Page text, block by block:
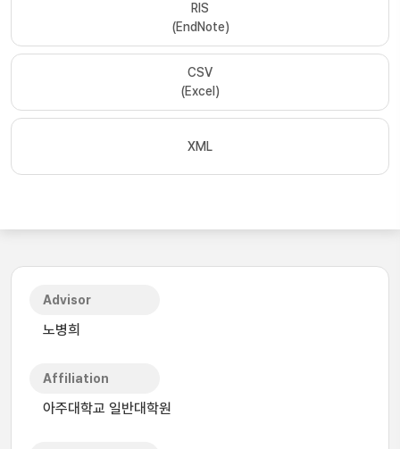
RIS
(EndNote)
CSV
(Excel)
XML
Advisor
노병희
Affiliation
아주대학교 일반대학원